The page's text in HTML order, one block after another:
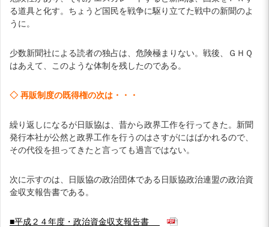
る道具と化す。ちょうど国民を戦争に駆り立てた戦中の新聞のよ
うに。
少数新聞社による読者の独占は、危険極まりない。戦後、ＧＨＱ
はあえて、このような体制を残したのである。
◇ 再販制度の既得権の次は・・・
繰り返しになるが日販協は、昔から政界工作を行ってきた。新聞
発行本社が公然と政界工作を行うのはさすがにはばかれるので、
その代役を担ってきたと言っても過言ではない。
次に示すのは、日販協の政治団体である日販協政治連盟の政治資
金収支報告書である。
■平成２４年度・政治資金収支報告書